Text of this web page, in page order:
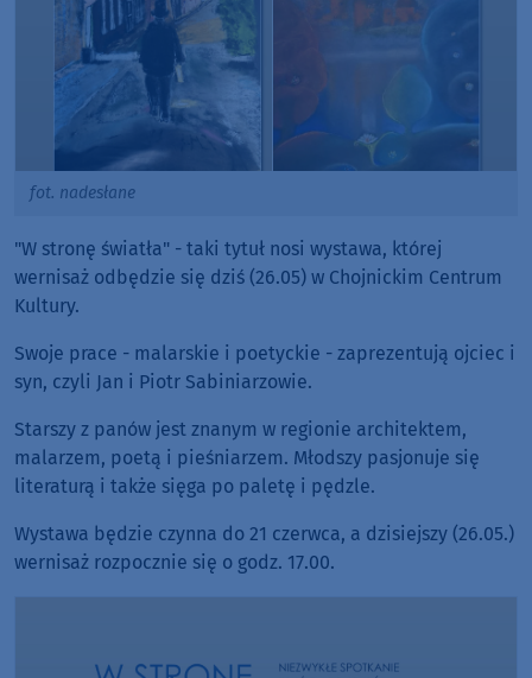
fot. nadesłane
"W stronę światła" - taki tytuł nosi wystawa, której
wernisaż odbędzie się dziś (26.05) w Chojnickim Centrum
Kultury.
Swoje prace - malarskie i poetyckie - zaprezentują ojciec i
syn, czyli Jan i Piotr Sabiniarzowie.
Starszy z panów jest znanym w regionie architektem,
malarzem, poetą i pieśniarzem. Młodszy pasjonuje się
literaturą i także sięga po paletę i pędzle.
Wystawa będzie czynna do 21 czerwca, a dzisiejszy (26.05.)
wernisaż rozpocznie się o godz. 17.00.